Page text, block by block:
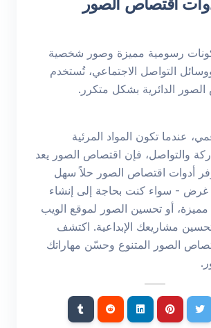
رسومية مميزة وصور شخصية
التواصل الاجتماعي، تُستخدم
الدائرية بشكل متكرر.
عندما تكون المواد المرئية
والتواصل، فإن اقتصاص الصور يعد
أدوات اقتصاص الصور حلاً سهل
غرض - سواء كنت بحاجة إلى إنشاء
أو تحسين الصور لموقع الويب
مشاريعك الإبداعية. اكتشف
الصور المتنوع وحسّن مهاراتك